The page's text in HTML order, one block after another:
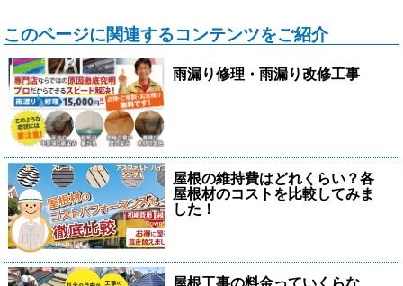
このページに関連するコンテンツをご紹介
雨漏り修理・雨漏り改修工事
屋根の維持費はどれくらい？各
屋根材のコストを比較してみま
した！
屋根工事の料金っていくらな